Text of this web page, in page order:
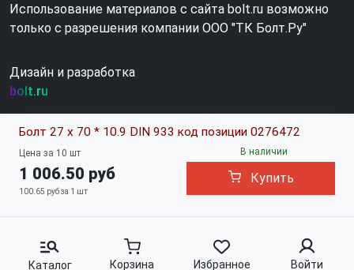
Болт 27 х 70 * 10.9 DIN 933 код позиции 0276472
Цена за 10 шт
1 006.50 руб
100.65 руб за 1 шт
В наличии
Купить
Использование материалов с сайта bolt.ru возможно
только с разрешения компании ООО "ТК Болт.Ру"
Дизайн и разработка
bolt.ru
Каталог Корзина Избранное Войти